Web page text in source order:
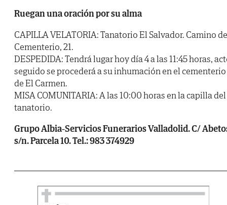
Ruegan una oración por su alma
CAPILLA VELATORIA: Tanatorio El Salvador. Camino
Cementerio, 21.
DESPEDIDA: Tendrá lugar hoy día 4 a las 11:45 horas,
seguido se procederá a su inhumación en el cementerio
de El Carmen.
MISA COMUNITARIA: A las 10:00 horas en la capilla del
tanatorio.
Grupo Albia-Servicios Funerarios Valladolid. C/
s/n. Parcela 10. Tel.: 983 374929